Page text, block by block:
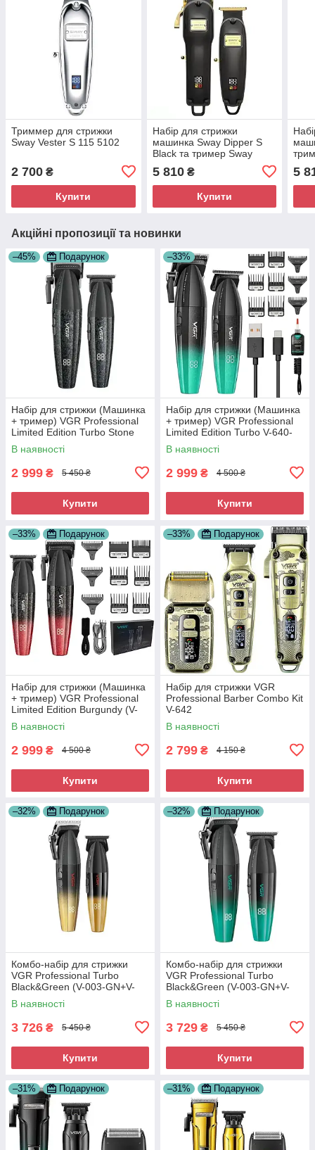
Триммер для стрижки
Sway Vester S 115 5102
2 700 ₴
Купити
Набір для стрижки
машинка Sway Dipper S
Black та тример Sway
5 810₴
Купити
5
Акційні пропозиції та новинки
–45% Подарунок
Набір для стрижки (Машинка
+ тример) VGR Professional
Limited Edition Turbo Stone
Grey (V-640)
В наявності
2 999 ₴ 5 450 ₴
Купити
–33%
Набір для стрижки (Машинка
+ тример) VGR Professional
Limited Edition Turbo V-640-
S2 Green
В наявності
2 999 ₴ 4 500 ₴
Купити
–33% Подарунок
Набір для стрижки (Машинка
+ тример) VGR Professional
Limited Edition Burgundy (V-
640-RE)
В наявності
2 999 ₴ 4 500 ₴
Купити
–33% Подарунок
Набір для стрижки VGR
Professional Barber Combo Kit
V-642
В наявності
2 799 ₴ 4 150 ₴
Купити
–32% Подарунок
Комбо-набір для стрижки
VGR Professional Turbo
Black&Green (V-003-GN+V-
906-GN)
В наявності
3 726 ₴ 5 450 ₴
Купити
–32% Подарунок
Комбо-набір для стрижки
VGR Professional Turbo
Black&Green (V-003-GN+V-
906-GN)
В наявності
3 729 ₴ 5 450 ₴
Купити
–31% Подарунок –31% Подарунок